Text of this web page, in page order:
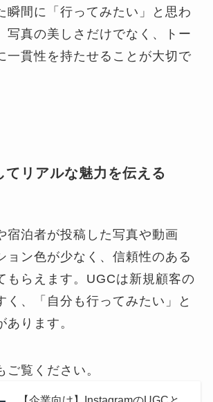
瞬間に「行ってみたい」と思わ
写真の美しさだけでなく、トー
一貫性を持たせることが大切で
てリアルな魅力を伝える
宿泊者が投稿した写真や動画
ョン色が少なく、信頼性のある
もらえます。UGCは新規顧客の
く、「自分も行ってみたい」と
あります。
ご覧ください。